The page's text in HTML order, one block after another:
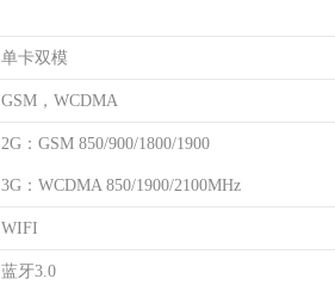
单卡双模
GSM，WCDMA
2G：GSM 850/900/1800/1900
3G：WCDMA 850/1900/2100MHz
WIFI
蓝牙3.0